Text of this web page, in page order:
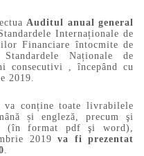
Auditul anual general
Internaționale de
Financiare întocmite de
Naționale de
consecutivi , începând cu
2019.
va conține toate livrabilele
și engleză, precum şi
(în format pdf şi word),
2019va fi prezentat